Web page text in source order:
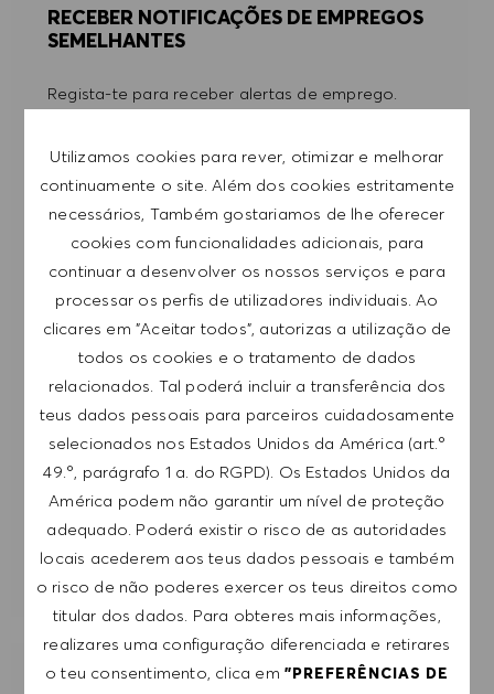
Utilizamos cookies para rever, otimizar e melhorar
continuamente o site. Além dos cookies estritamente
necessários, Também gostariamos de lhe oferecer
cookies com funcionalidades adicionais, para
continuar a desenvolver os nossos serviços e para
processar os perfis de utilizadores individuais. Ao
clicares em "Aceitar todos", autorizas a utilização de
todos os cookies e o tratamento de dados
relacionados. Tal poderá incluir a transferência dos
teus dados pessoais para parceiros cuidadosamente
selecionados nos Estados Unidos da América (art.º
49.º, parágrafo 1 a. do RGPD). Os Estados Unidos da
América podem não garantir um nível de proteção
adequado. Poderá existir o risco de as autoridades
locais acederem aos teus dados pessoais e também
o risco de não poderes exercer os teus direitos como
titular dos dados. Para obteres mais informações,
realizares uma configuração diferenciada e retirares
o teu consentimento, clica em "PREFERÊNCIAS DE
RECEBER NOTIFICAÇÕES DE EMPREGOS
SEMELHANTES
Regista-te para receber alertas de emprego.
NOTA: Ao registar-me, consinto receber e-mails
com ofertas de emprego HUGO BOSS, convites
para eventos e outros assuntos de teor
profissional, com a possibilidade de cancelar a
subscrição a qualquer momento, por exemplo,
clicando na ligação apresentada em cada e-
mail. Aceito que os meus dados pessoais sejam
submetidos a tratamento de acordo com
aPOLÍTICA DE PRIVACIDADE.
Introduzir endereço de e-mail (obrigatório)
SUBMETER
RECEBE RECOMENDAÇÕES DE EMPREGO